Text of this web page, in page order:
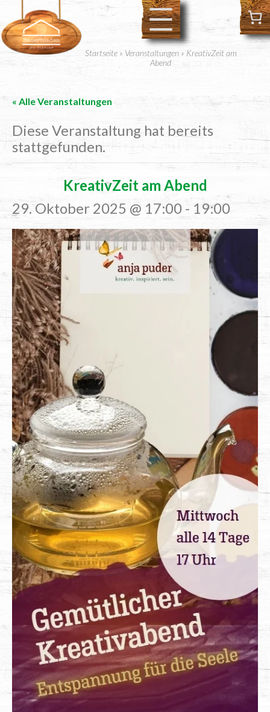
Startseite» Veranstaltungen» KreativZeit am
Abend
« Alle Veranstaltungen
Diese Veranstaltung hat bereits
stattgefunden.
Krea­tiv­Zeit am Abend
29. Oktober 2025 @ 17:00 - 19:00